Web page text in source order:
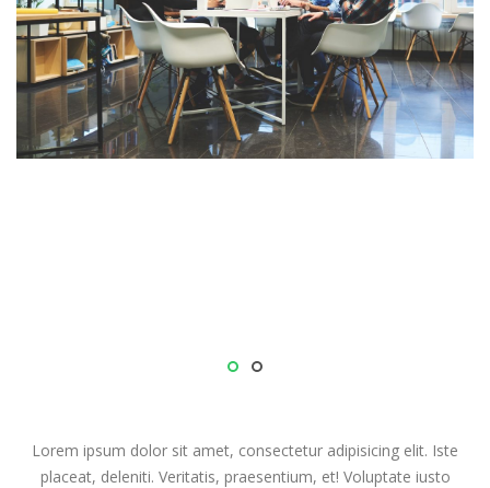
Lorem ipsum dolor sit amet, consectetur adipisicing elit. Iste
placeat, deleniti. Veritatis, praesentium, et! Voluptate iusto